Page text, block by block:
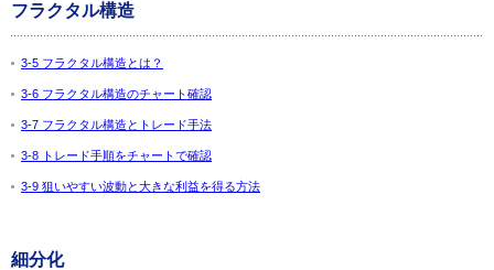
フラクタル構造
3-5 フラクタル構造とは？
3-6 フラクタル構造のチャート確認
3-7 フラクタル構造とトレード手法
3-8 トレード手順をチャートで確認
3-9 狙いやすい波動と大きな利益を得る方法
細分化